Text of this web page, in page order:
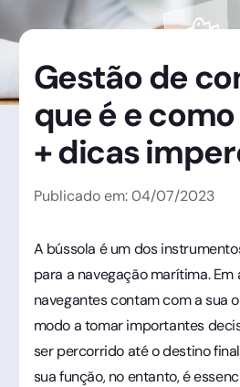
Gestão de
que é e
+ dicas
Publicado em: 04/07/2023
A bússola é um dos
para a navegação marítima. Em
navegantes contam com a sua
modo a tomar importantes
ser percorrido até o destino
sua função, no entanto, é